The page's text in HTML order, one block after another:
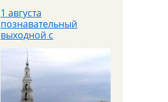
1 августа
познавательный
выходной с
Яроблтур открывает
продажи